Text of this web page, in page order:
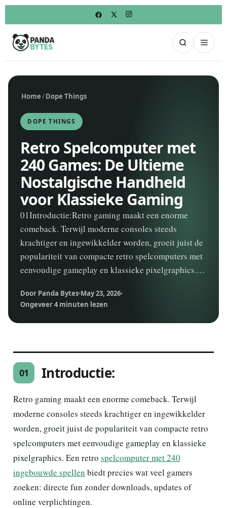
Home/Dope Things
DOPE THINGS
Retro Spelcomputer met
240 Games: De Ultieme
Nostalgische Handheld
voor Klassieke Gaming
01Introductie:Retro gaming maakt een enorme
comeback. Terwijl moderne consoles steeds
krachtiger en ingewikkelder worden, groeit juist de
populariteit van compacte retro spelcomputers met
eenvoudige gameplay en klassieke pixelgraphics.…
Door Panda Bytes May 23, 2026
Ongeveer 4 minuten lezen
01 Introductie:
Retro gaming maakt een enorme comeback. Terwijl
moderne consoles steeds krachtiger en ingewikkelder
worden, groeit juist de populariteit van compacte retro
spelcomputers met eenvoudige gameplay en klassieke
pixelgraphics. Een retro spelcomputer met 240
ingebouwde spellen biedt precies wat veel gamers
zoeken: directe fun zonder downloads, updates of
online verplichtingen.